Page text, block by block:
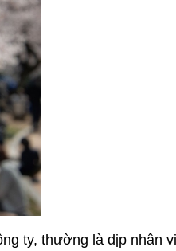
ty, thường là dịp nhân